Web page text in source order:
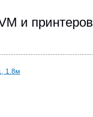
и принтеров
1.8м